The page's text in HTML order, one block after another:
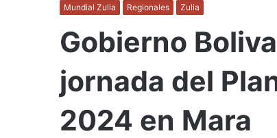
Mundial Zulia Regionales Zulia
Gobierno
jornada del
2024 en Mara